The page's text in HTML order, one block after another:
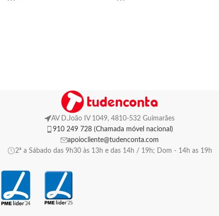
AV D.João IV 1049, 4810-532 Guimarães
910 249 728 (Chamada móvel nacional)
apoiocliente@tudenconta.com
2ª a Sábado das 9h30 às 13h e das 14h / 19h; Dom - 14h as 19h